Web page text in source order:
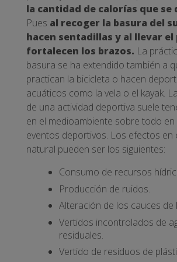
la cantidad de calorías que se
Pues al recoger la basura del
hacen sentadillas y al llevar el
fortalecen los brazos. La
basura se ha extendido también a
practican la bicicleta o hacen
acuáticos como la vela o el kayak.
de una actividad deportiva suele
en el medioambiente sobre todo en
eventos deportivos. Los efectos en
natural pueden ser los siguientes:
Consumo de recursos
Producción de ruidos.
Alteración de los cauces de
Vertidos incontrolados de
residuales.
Vertido de residuos de